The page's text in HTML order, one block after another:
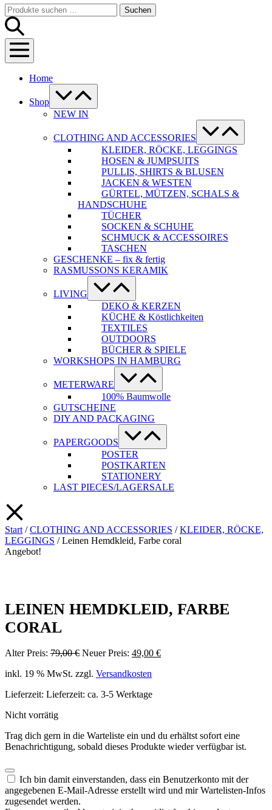
Suche-
Schalter
Suchen
nach:
Suchen
Menü-
Schalter
Home
Shop
Menü-
Schalter
NEW IN
CLOTHING AND ACCESSORIES
Menü-
Schalter
KLEIDER, RÖCKE, LEGGINGS
HOSEN & JUMPSUITS
PULLIS, SHIRTS & BLUSEN
JACKEN & WESTEN
GÜRTEL, MÜTZEN, SCHALS &
HANDSCHUHE
TÜCHER
SOCKEN & SCHUHE
SCHMUCK & ACCESSOIRES
TASCHEN
GESCHENKE – fix & fertig
RASMUSSONS KERAMIK
LIVING
Menü-
Schalter
DEKO & KERZEN
KÜCHE & Köstlichkeiten
TEXTILES
OUTDOORS
BÜCHER & SPIELE
WORKSHOPS IN HAMBURG
METERWARE
Menü-
Schalter
100% Baumwolle
GUTSCHEINE
DIY AND PACKAGING
PAPERGOODS
Menü-
Schalter
POSTER
POSTKARTEN
STATIONERY
LAST PIECES/LAGERSALE
Start /CLOTHING AND ACCESSORIES /KLEIDER, RÖCKE,
LEGGINGS / Leinen Hemdkleid, Farbe coral
Angebot!
LEINEN HEMDKLEID, FARBE
CORAL
Alter Preis: 79,00€ Ursprünglicher
war:
Neuer Preis: 49,00 €Aktueller
inkl. 19 % MwSt. zzgl. Versandkosten
Lieferzeit: Lieferzeit: ca. 3-5 Werktage
Nicht vorrätig
Trag dich gern in die Warteliste ein und du erhältst sofort eine
Benachrichtigung, sobald dieses Produkte wieder verfügbar ist.
Dismiss
notification
Ich bin damit einverstanden, dass ein Benutzerkonto mit der
angegebenen E-Mail-Adresse erstellt wird und mir Wartelisten-Infos
zugesendet werden.